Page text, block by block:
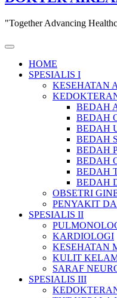
"Together Advancing
HOME
SPESIALIS I
KESEHATAN
BEDAH
BEDAH
BEDAH
BEDAH
BEDAH
BEDAH
BEDAH
BEDAH
OBSETRI
PENYAKIT
SPESIALIS II
KARDIOLOGI
KESEHATAN
KULIT
SARAF
SPESIALIS III